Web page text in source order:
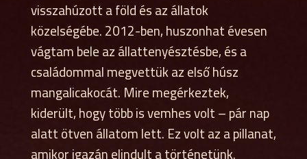
visszahúzott a föld és az állatok
közelségébe. 2012-ben, huszonhat évesen
vágtam bele az állattenyésztésbe, és a
családommal megvettük az első húsz
mangalicakocát. Mire megérkeztek,
kiderült, hogy több is vemhes volt – pár nap
alatt ötven állatom lett. Ez volt az a pillanat,
amikor igazán elindult a történetünk.